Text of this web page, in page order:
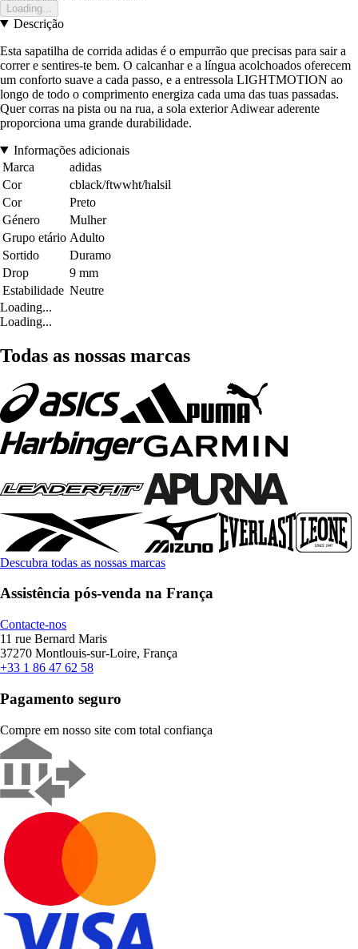
Loading...
Descrição
Esta sapatilha de corrida adidas é o empurrão que precisas para sair a
correr e sentires-te bem. O calcanhar e a língua acolchoados oferecem
um conforto suave a cada passo, e a entressola LIGHTMOTION ao
longo de todo o comprimento energiza cada uma das tuas passadas.
Quer corras na pista ou na rua, a sola exterior Adiwear aderente
proporciona uma grande durabilidade.
Informações adicionais
Marca
adidas
Cor
cblack/ftwwht/halsil
Cor
Preto
Género
Mulher
Grupo etário Adulto
Sortido
Duramo
Drop
9 mm
Estabilidade Neutre
Loading...
Loading...
Todas as nossas marcas
Descubra todas as nossas marcas
Assistência pós-venda na França
Contacte-nos
11 rue Bernard Maris
37270 Montlouis-sur-Loire, França
+33 1 86 47 62 58
Pagamento seguro
Compre em nosso site com total confiança